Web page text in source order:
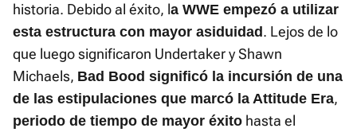
historia. Debido al éxito, la WWE empezó a utilizar
esta estructura con mayor asiduidad . Lejos de lo
que luego significaron Undertaker y Shawn
Michaels, Bad Bood significó la incursión de una
de las estipulaciones que marcó la Attitude Era,
periodo de tiempo de mayor éxito hasta el